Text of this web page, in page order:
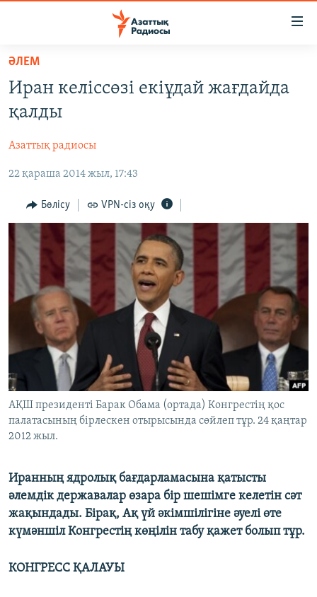
Skip
main
content
to
Navigation
Search
САЯСАТ
ҚАҢТАР ОҚИҒАСЫ
АДАМ ҚҰҚЫҚТАРЫ
ӘЛЕУМЕТ
ӘЛЕМ
АРНАЙЫ ЖОБАЛАР
Русский
ЖАЗЫЛЫҢЫЗ
Басқа тілдерде
ӘЛЕМ
Иран келіссөзі екіұдай жағдайда
қалды
Азаттық радиосы
22 қараша 2014 жыл, 17:43
Бөлісу VPN-сіз оқу
АҚШ президенті Барак Обама (ортада) Конгрестің қос
палатасының бірлескен отырысында сөйлеп тұр. 24 қаңтар
2012 жыл.
Иранның ядролық бағдарламасына қатысты
әлемдік державалар өзара бір шешімге келетін сәт
жақындады. Бірақ, Ақ үй әкімшілігіне әуелі өте
күмәншіл Конгрестің көңілін табу қажет болып тұр.
КОНГРЕСС ҚАЛАУЫ